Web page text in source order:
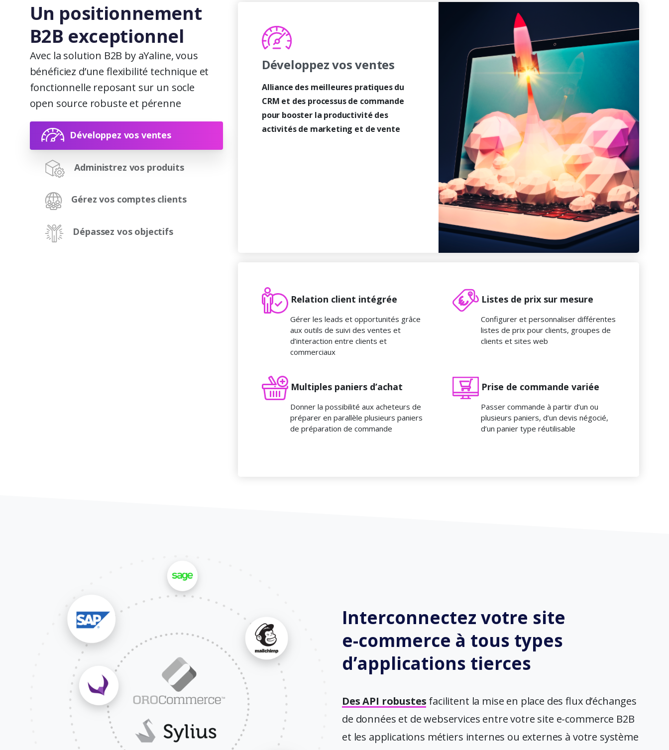
Un positionnement
B2B exceptionnel
Avec la solution B2B by aYaline, vous
bénéficiez d’une flexibilité technique et
fonctionnelle reposant sur un socle
open source robuste et pérenne
Développez vos ventes
Administrez vos produits
Gérez vos comptes clients
Dépassez vos objectifs
Développez vos ventes
Alliance des meilleures pratiques du
CRM et des processus de commande
pour booster la productivité des
activités de marketing et de vente
Relation client intégrée
Gérer les leads et opportunités grâce
aux outils de suivi des ventes et
d’interaction entre clients et
commerciaux
Multiples paniers d’achat
Donner la possibilité aux acheteurs de
préparer en parallèle plusieurs paniers
de préparation de commande
Listes de prix sur mesure
Configurer et personnaliser différentes
listes de prix pour clients, groupes de
clients et sites web
Prise de commande variée
Passer commande à partir d’un ou
plusieurs paniers, d’un devis négocié,
d’un panier type réutilisable
Interconnectez votre site
e-commerce à tous types
d’applications tierces
Des API robustes facilitent la mise en place des flux d’échanges
de données et de webservices entre votre site e-commerce B2B
et les applications métiers internes ou externes à votre système